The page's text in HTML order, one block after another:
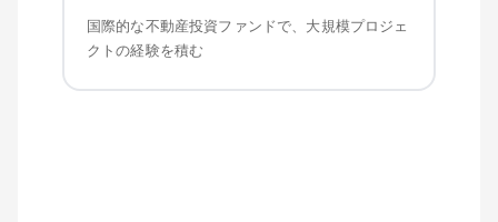
国際的な不動産投資ファンドで、大規模プロジェ
クトの経験を積む